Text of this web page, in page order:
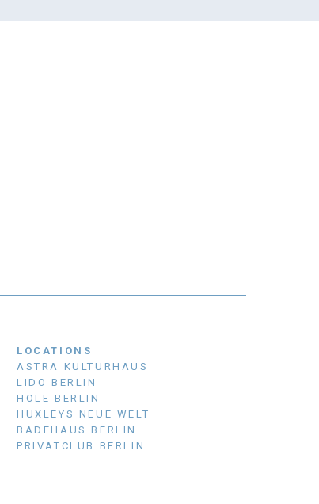
LOCATIONS
ASTRA KULTURHAUS
LIDO BERLIN
HOLE BERLIN
HUXLEYS NEUE WELT
BADEHAUS BERLIN
PRIVATCLUB BERLIN